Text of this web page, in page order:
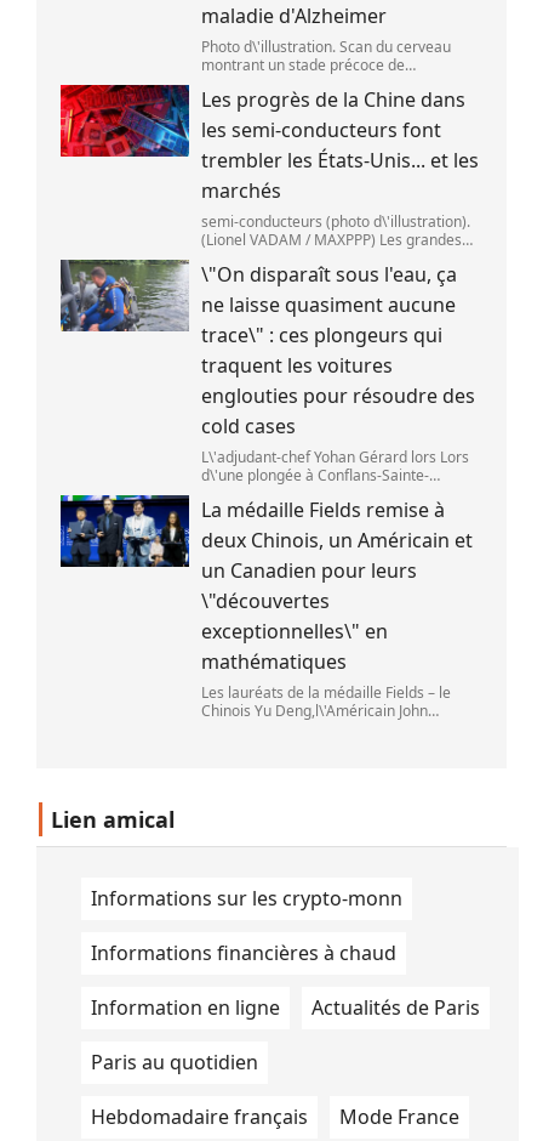
maladie d'Alzheimer
Photo d\'illustration. Scan du cerveau
montrant un stade précoce de
2025 à Londres,en Angleterre. (Peter
Dazeley / Getty Images Europe)
Les progrès de la Chine dans
les semi-conducteurs font
trembler les États-Unis... et les
marchés
semi-conducteurs (photo d\'illustration).
(Lionel VADAM / MAXPPP) Les grandes
de bourse reculer,mardi 28 juillet,après
deux annonces venues de Chine. Au cœu
\"On disparaît sous l'eau, ça
ne laisse quasiment aucune
trace\" : ces plongeurs qui
traquent les voitures
englouties pour résoudre des
cold cases
L\'adjudant-chef Yohan Gérard lors Lors
d\'une plongée à Conflans-Sainte-
Seine. (DAVID DI GIACOMO /
FRANCEINFO)
La médaille Fields remise à
deux Chinois, un Américain et
un Canadien pour leurs
\"découvertes
exceptionnelles\" en
mathématiques
Les lauréats de la médaille Fields – le
Chinois Yu Deng,l\'Américain John
Lien amical
Informations sur les crypto-monn
Informations financières à chaud
Information en ligne Actualités de Paris
Paris au quotidien
Hebdomadaire français Mode France